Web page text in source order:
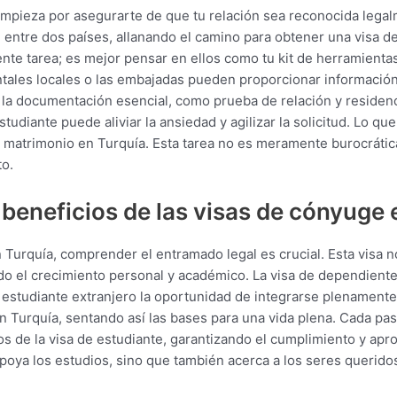
por asegurarte de que tu relación sea reconocida
dos países, allanando el camino para obtener una visa
tarea; es mejor pensar en ellos como tu kit de
locales o las embajadas pueden proporcionar
documentación esencial, como prueba de relación y
puede aliviar la ansiedad y agilizar la solicitud. Lo
en Turquía. Esta tarea no es meramente
de las visas de cónyuge
comprender el entramado legal es crucial. Esta visa
el crecimiento personal y académico. La visa de
extranjero la oportunidad de integrarse
sentando así las bases para una vida plena. Cada
de la visa de estudiante, garantizando el cumplimiento y
los estudios, sino que también acerca a los seres